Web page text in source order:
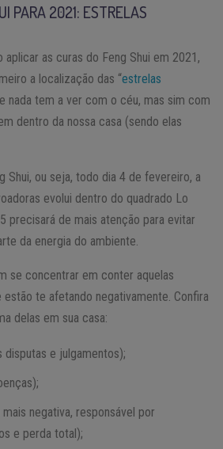
PARA 2021: ESTRELAS
aplicar as curas do Feng Shui em 2021,
a localização das “estrelas
nada tem a ver com o céu, mas sim com
dentro da nossa casa (sendo elas
Shui, ou seja, todo dia 4 de fevereiro, a
evolui dentro do quadrado Lo
precisará de mais atenção para evitar
da energia do ambiente.
se concentrar em conter aquelas
estão te afetando negativamente. Confira
delas em sua casa:
disputas e julgamentos);
negativa, responsável por
e perda total);